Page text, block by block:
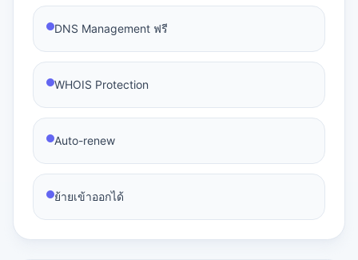
DNS Management ฟรี
WHOIS Protection
Auto-renew
ย้ายเข้าออกได้